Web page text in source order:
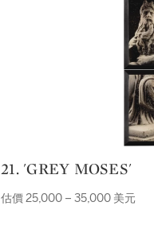
21. 'GREY MOSES'
估價 25,000 – 35,000 美元